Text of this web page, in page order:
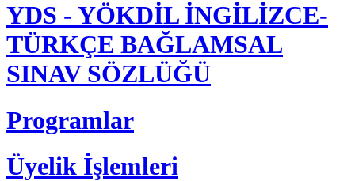
YDS - YÖKDİL İNGİLİZCE-
TÜRKÇE BAĞLAMSAL
SINAV SÖZLÜĞÜ
Programlar
Üyelik İşlemleri